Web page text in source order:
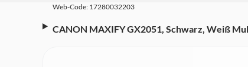
Web-Code: 17280032203
CANON MAXIFY GX2051, Schwarz, Weiß